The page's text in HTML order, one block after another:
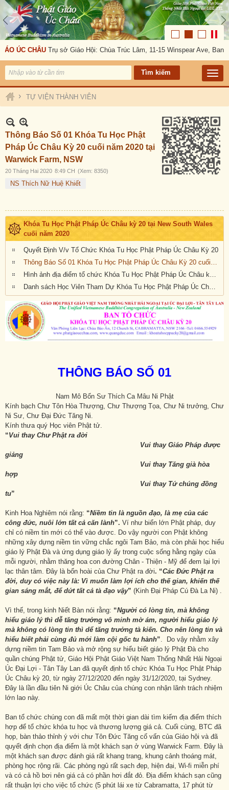
ÚC CHÂU Trụ sở Giáo Hội: Chùa Trúc Lâm, 11-15 Winspear Ave,
› TỰ VIỆN THÀNH VIÊN
Thông Báo Số 01 Khóa Tu Học Phật
Pháp Úc Châu Kỳ 20 cuối năm 2020 tại
Warwick Farm, NSW
20 Tháng Hai 2020 8:49 CH (Xem: 8350)
NS Thích Nữ Huệ Khiết
Khóa Tu Học Phật Pháp Úc Châu kỳ 20 tại New South Wales
cuối năm 2020
Quyết Định V/v Tổ Chức Khóa Tu Học Phật Pháp Úc Châu Kỳ 20
Thông Báo Số 01 Khóa Tu Học Phật Pháp Úc Châu Kỳ 20 cuối năm 2020 tại Warwick Farm, NSW
Hình ảnh địa điểm tổ chức Khóa Tu Học Phật Pháp Úc Châu kỳ 20 tại New South Wales, Úc Châu từ ngày 27 đến 31 tháng 12 năm 2020
Danh sách Học Viên Tham Dự Khóa Tu Học Phật Pháp Úc Châu Kỳ 20 tại NSW cuối năm 2020
THÔNG BÁO SỐ 01
Nam Mô Bổn Sư Thích Ca Mâu Ni Phật
Kính bạch Chư Tôn Hòa Thượng, Chư Thượng Tọa, Chư Ni trưởng, Chư
Ni Sư, Chư Đại Đức Tăng Ni.
Kính thưa quý Học viên Phật tử.
“Vui thay Chư Phật ra đời
Vui thay Giáo Pháp được
giảng
Vui thay Tăng già hòa
hợp
Vui thay Tứ chúng đồng
tu”
Kinh Hoa Nghiêm nói rằng: “Niềm tin là nguồn đạo, là mẹ của các
công đức, nuôi lớn tất cả căn lành”. Ví như biển lớn Phật pháp, duy
chỉ có niềm tin mới có thể vào được. Do vậy người con Phật không
những xây dựng niềm tin vững chắc ngôi Tam Bảo, mà còn phải học hiểu
giáo lý Phật Đà và ứng dụng giáo lý ấy trong cuộc sống hằng ngày của
mỗi người, nhằm thăng hoa con đường Chân - Thiện - Mỹ để đem lại lợi
lạc thân tâm. Đây là bổn hoài của Chư Phật ra đời. “Các Đức Phật ra
đời, duy có việc này là: Vì muốn làm lợi ích cho thế gian, khiến thế
gian sáng mắt, để dứt tất cả tà đạo vậy” (Kinh Đại Pháp Cú Đà La Ni) .
Vì thế, trong kinh Niết Bàn nói rằng: “Người có lòng tin, mà không
hiểu giáo lý thì dễ tăng trưởng vô minh mờ ám, người hiểu giáo lý
mà không có lòng tin thì dể tăng trưởng tà kiến. Cho nên lòng tin và
hiểu biết phải cùng đủ mới làm cội gốc tu hành”. Do vậy nhằm xây
dựng niềm tin Tam Bảo và mở rộng sự hiểu biết giáo lý Phật Đà cho
quần chúng Phật tử, Giáo Hội Phật Giáo Việt Nam Thống Nhất Hải Ngoại
Úc Đại Lợi - Tân Tây Lan đã quyết định tổ chức Khóa Tu Học Phật Pháp
Úc Châu kỳ 20, từ ngày 27/12/2020 đến ngày 31/12/2020, tại Sydney.
Đây là lần đầu tiên Ni giới Úc Châu của chúng con nhận lãnh trách nhiệm
lớn lao này.
Ban tổ chức chúng con đã mất một thời gian dài tìm kiếm địa điểm thích
hợp để tổ chức khóa tu học và thương lượng giá cả. Cuối cùng, BTC đã
họp, bàn thảo thỉnh ý với chư Tôn Đức Tăng cố vấn của Giáo hội và đã
quyết định chọn địa điểm là một khách sạn ở vùng Warwick Farm. Đây là
một khách sạn được đánh giá rất khang trang, khung cảnh thoáng mát,
phòng học rộng rãi. Các phòng ngủ rất sạch đẹp, hiện đại, Wi-fi miễn phí
và có cả hồ bơi nên giá cả có phần hơi đắt đỏ. Địa điểm khách sạn cũng
rất thuận lợi cho việc tổ chức (5 phút lái xe từ Cabramatta, 17 phút từ